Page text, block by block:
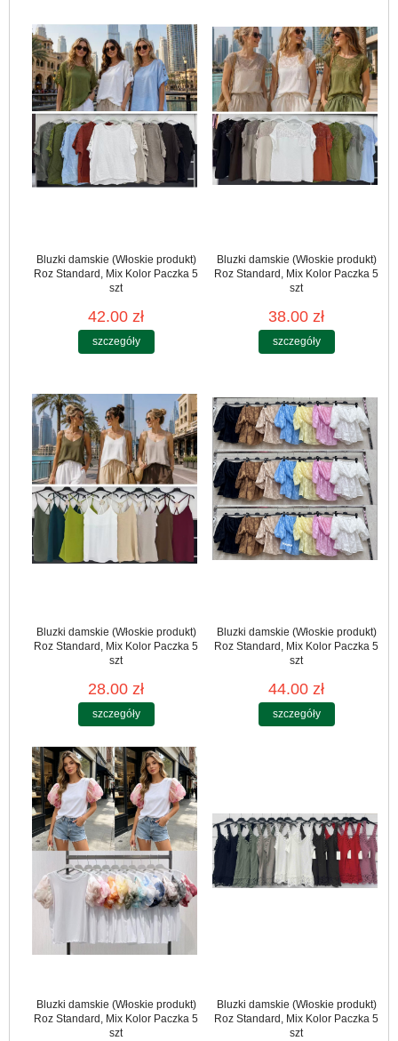
Bluzki damskie (Włoskie produkt)
Roz Standard, Mix Kolor Paczka 5
szt
42.00 zł
szczegóły
Bluzki damskie (Włoskie produkt)
Roz Standard, Mix Kolor Paczka 5
szt
38.00 zł
szczegóły
Bluzki damskie (Włoskie produkt)
Roz Standard, Mix Kolor Paczka 5
szt
28.00 zł
szczegóły
Bluzki damskie (Włoskie produkt)
Roz Standard, Mix Kolor Paczka 5
szt
44.00 zł
szczegóły
Bluzki damskie (Włoskie produkt)
Roz Standard, Mix Kolor Paczka 5
szt
Bluzki damskie (Włoskie produkt)
Roz Standard, Mix Kolor Paczka 5
szt